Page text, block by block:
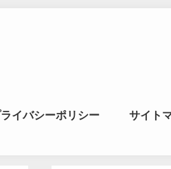
｜風水学
イバシーポリシー サイト